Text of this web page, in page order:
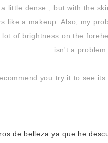
little dense , but with the
like a makeup. Also, my
of brightness on the
isn't a problem.
you try it to see its
de belleza ya que he